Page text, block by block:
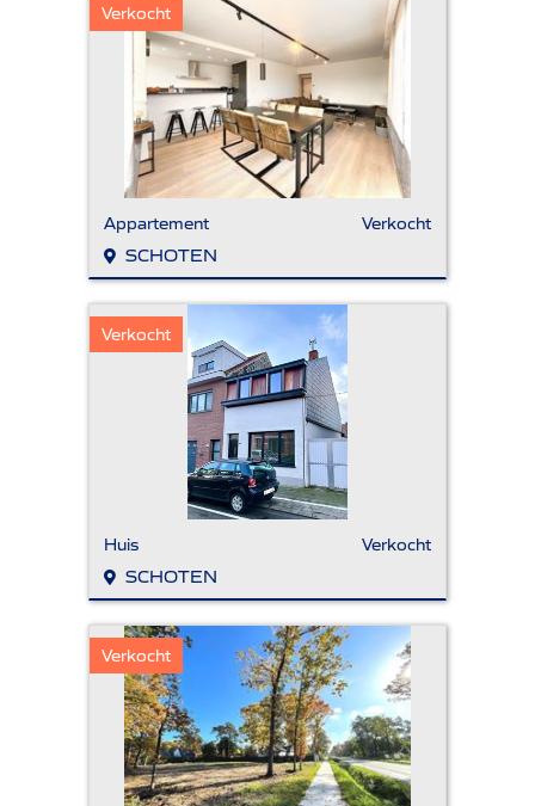
Verkocht
Appartement Verkocht
SCHOTEN
Verkocht
Huis Verkocht
SCHOTEN
Verkocht